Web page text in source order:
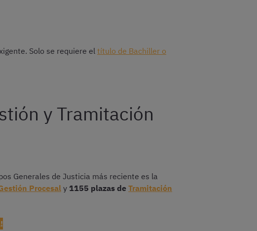
Solo se requiere el título de Bachiller o
y Tramitación
Generales de Justicia más reciente es la
Procesal y 1155 plazas de Tramitación